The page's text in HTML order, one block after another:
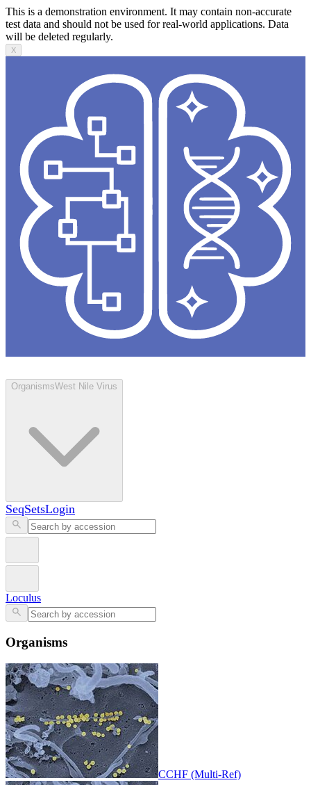
This is a demonstration environment. It may contain non-accurate
test data and should not be used for real-world applications. Data
will be deleted regularly.
X
OrganismsWest Nile Virus
SeqSetsLogin
Loculus
Organisms
CCHF (Multi-Ref)